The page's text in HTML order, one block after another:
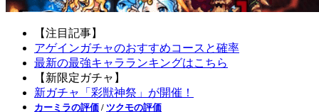
【注目記事】
アゲインガチャのおすすめコースと確率
最新の最強キャラランキングはこちら
【新限定ガチャ】
新ガチャ「彩獣神祭」が開催！
カーミラの評価 / ツクモの評価